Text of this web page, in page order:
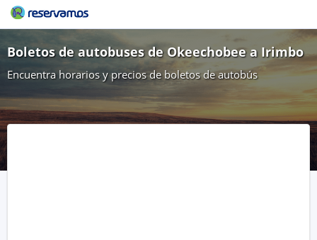
Boletos de autobuses de Okeechobee a Irimbo
Encuentra horarios y precios de boletos de autobús